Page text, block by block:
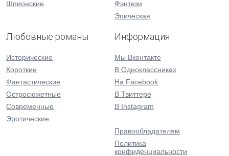
Шпионские
Фэнтези
Эпическая
Любовные романы
Исторические
Короткие
Фантастические
Остросюжетные
Современные
Эротические
Информация
Мы Вконтакте
В Одноклассниках
На Facebook
В Твиттере
В Instagram
Правообладателям
Политика
конфиденциальности